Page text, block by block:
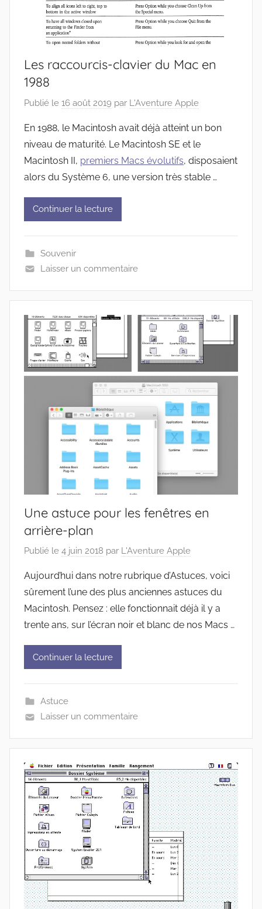
Les raccourcis-clavier du Mac en
1988
Publié le 16 août 2019 par L'Aventure Apple
En 1988, le Macintosh avait déjà atteint un bon
niveau de maturité. Le Macintosh SE et le
Macintosh II, premiers Macs évolutifs, disposaient
alors du Système 6, une version très stable …
Continuer la lecture
Souvenir
Laisser un commentaire
Une astuce pour les fenêtres en
arrière-plan
Publié le 4 juin 2018 par L'Aventure Apple
Aujourd’hui dans notre rubrique d’Astuces, voici
sûrement l’une des plus anciennes astuces du
Macintosh. Pensez : elle fonctionnait déjà il y a
trente ans, sur l’écran noir et blanc de nos Macs …
Continuer la lecture
Astuce
Laisser un commentaire